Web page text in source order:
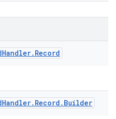
Handler. Record
Handler. Record . Builder